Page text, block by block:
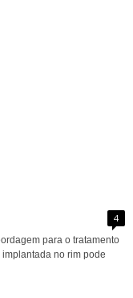
4
para o tratamento
no rim pode